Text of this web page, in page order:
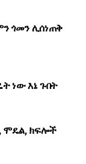
ጎመን ሊሰነጠቅ
ነው እኔ ጉበት
ሞዴል, ክፍሎች